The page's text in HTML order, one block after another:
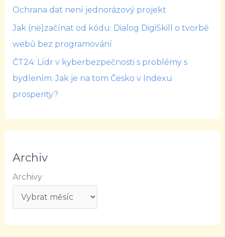
Ochrana dat není jednorázový projekt
Jak (ne)začínat od kódu: Dialog DigiSkill o tvorbě
webů bez programování
ČT24: Lídr v kyberbezpečnosti s problémy s
bydlením. Jak je na tom Česko v Indexu
prosperity?
Archiv
Archivy